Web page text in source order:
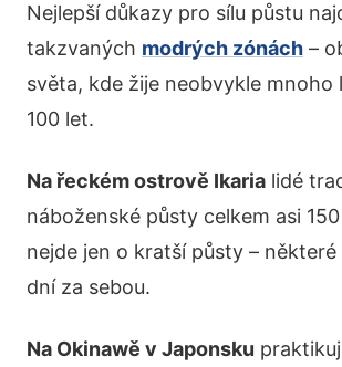
Nejlepší důkazy pro sílu půstu
takzvaných modrých zónách –
světa, kde žije neobvykle mnoho
100 let.
Na řeckém ostrově Ikaria lidé
náboženské půsty celkem asi
nejde jen o kratší půsty –
dní za sebou.
Na Okinawě v Japonsku